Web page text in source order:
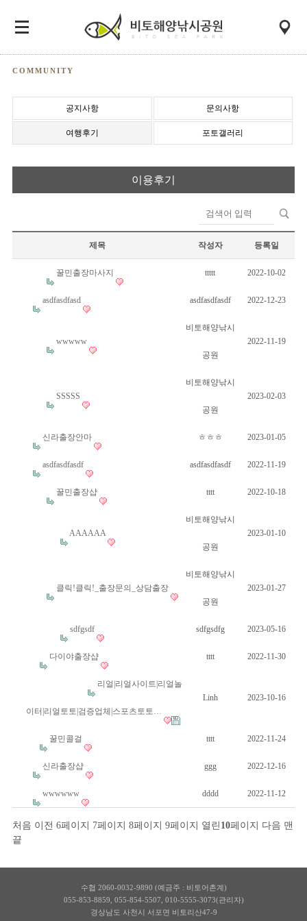
COMMUNITY
공지사항 문의사항
여행후기 포토갤러리
이용후기
제목 작성자 등록일
꿀민출장마사지 ttttt 2022-10-02
asdfasdfasd asdfasdfasdf 2022-12-23
wwwww
비토해양낚시
공원
2022-11-19
SSSSS
비토해양낚시
공원
2023-02-03
신라출장안마 ㅎㅎㅎ 2023-01-05
asdfasdfasdf asdfasdfasdf 2022-11-19
꿀민출장샵 tttt 2022-10-18
AAAAAA
비토해양낚시
공원
2023-01-10
클릭!클릭!_출장문의_상담출장
비토해양낚시
공원
2023-01-27
sdfgsdf sdfgsdfg 2023-05-16
다이야출장샵 tttt 2022-11-30
리얼|리얼사이트|리얼놀
이터|리얼토토|검증업체|스포츠토토…
Linh 2023-10-16
꿀민콜걸 tttt 2022-11-24
신라출장샵 ggg 2022-12-16
wwwwww dddd 2022-11-12
처음 이전 6페이지 7페이지 8페이지 9페이지 열린 10페이지 다음 맨
끝
수협 2060-0032-9890 (예금주 : 비토어촌계)
055-853-8859 055-854-5507 010-5555-3073(관리자)
경상남도 사천시 서포면 비토리산47-9